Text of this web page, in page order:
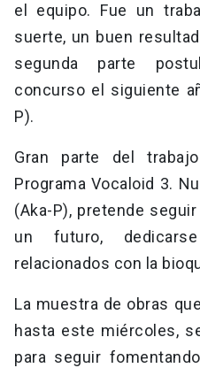
el equipo. Fue un
suerte, un buen
segunda parte
concurso el siguiente
P).
Gran parte del
Programa Vocaloid 3.
(Aka-P), pretende
un futuro,
relacionados con la
La muestra de obras
hasta este miércoles,
para seguir